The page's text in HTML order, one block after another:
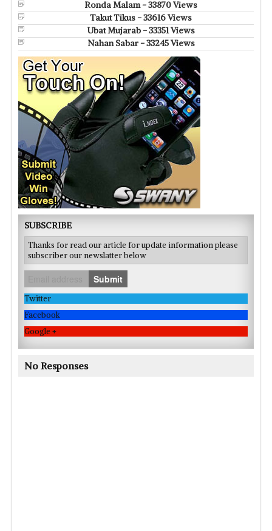
Ronda Malam - 33870 Views
Takut Tikus - 33616 Views
Ubat Mujarab - 33351 Views
Nahan Sabar - 33245 Views
SUBSCRIBE
Thanks for read our article for update information please
subscriber our newslatter below
Submit
Twitter
Facebook
Google +
No Responses